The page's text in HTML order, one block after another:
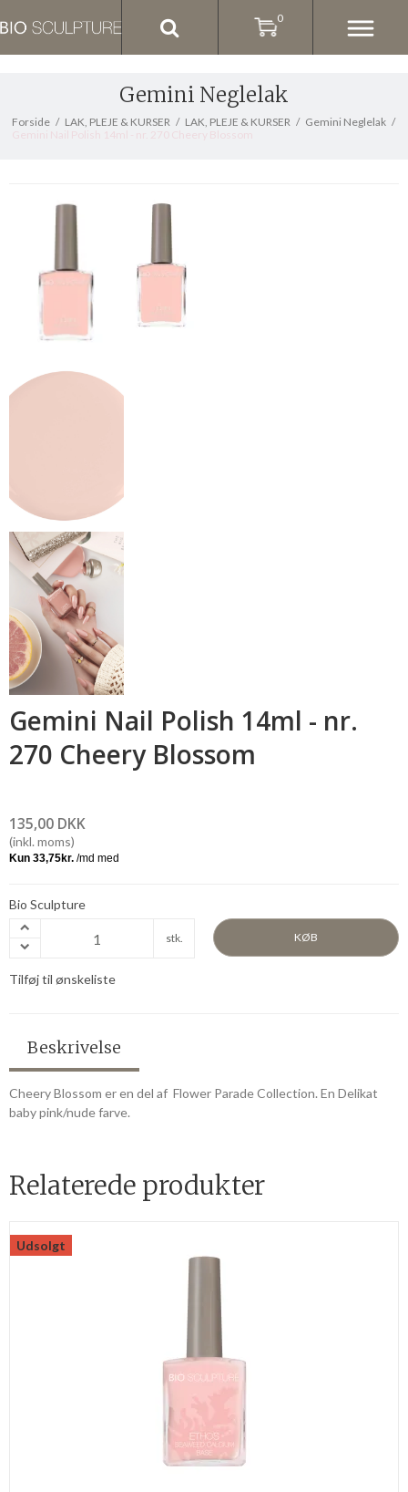
Gemini Neglelak
Forside / LAK, PLEJE & KURSER / LAK, PLEJE & KURSER / Gemini Neglelak /
Gemini Nail Polish 14ml - nr. 270 Cheery Blossom
Gemini Nail Polish 14ml - nr.
270 Cheery Blossom
135,00 DKK
(inkl. moms)
Bio Sculpture
stk. KØB
Tilføj til ønskeliste
Beskrivelse
Cheery Blossom er en del af Flower Parade Collection. En Delikat
baby pink/nude farve.
Relaterede produkter
Udsolgt
0